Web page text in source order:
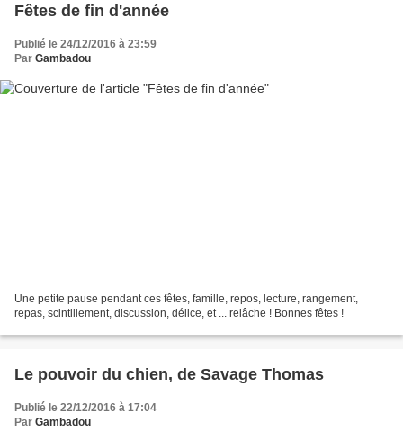
Fêtes de fin d'année
Publié le 24/12/2016 à 23:59
Par Gambadou
Une petite pause pendant ces fêtes, famille, repos, lecture, rangement,
repas, scintillement, discussion, délice, et ... relâche ! Bonnes fêtes !
Le pouvoir du chien, de Savage Thomas
Publié le 22/12/2016 à 17:04
Par Gambadou